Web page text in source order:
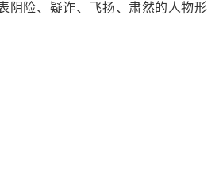
阴险、疑诈、飞扬、肃然的人物形